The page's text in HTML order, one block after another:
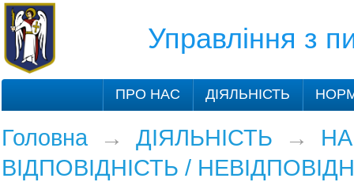
Управління з
ПРО НАС ДІЯЛЬНІСТЬ
Головна→ ДІЯЛЬНІСТЬ →
ВІДПОВІДНІСТЬ /